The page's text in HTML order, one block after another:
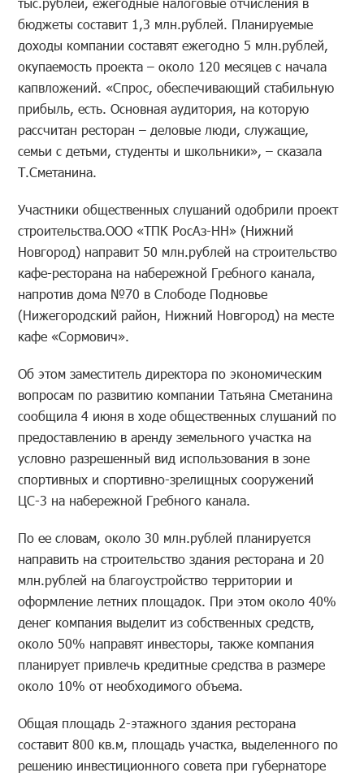
бюджеты составит 1,3 млн.рублей. Планируемые
доходы компании составят ежегодно 5 млн.рублей,
окупаемость проекта – около 120 месяцев с начала
капвложений. «Спрос, обеспечивающий стабильную
прибыль, есть. Основная аудитория, на которую
рассчитан ресторан – деловые люди, служащие,
семьи с детьми, студенты и школьники», – сказала
Т.Сметанина.
Участники общественных слушаний одобрили проект
строительства.ООО «ТПК РосАз-НН» (Нижний
Новгород) направит 50 млн.рублей на строительство
кафе-ресторана на набережной Гребного канала,
напротив дома №70 в Слободе Подновье
(Нижегородский район, Нижний Новгород) на месте
кафе «Сормович».
Об этом заместитель директора по экономическим
вопросам по развитию компании Татьяна Сметанина
сообщила 4 июня в ходе общественных слушаний по
предоставлению в аренду земельного участка на
условно разрешенный вид использования в зоне
спортивных и спортивно-зрелищных сооружений
ЦС-3 на набережной Гребного канала.
По ее словам, около 30 млн.рублей планируется
направить на строительство здания ресторана и 20
млн.рублей на благоустройство территории и
оформление летних площадок. При этом около 40%
денег компания выделит из собственных средств,
около 50% направят инвесторы, также компания
планирует привлечь кредитные средства в размере
около 10% от необходимого объема.
Общая площадь 2-этажного здания ресторана
составит 800 кв.м, площадь участка, выделенного по
решению инвестиционного совета при губернаторе